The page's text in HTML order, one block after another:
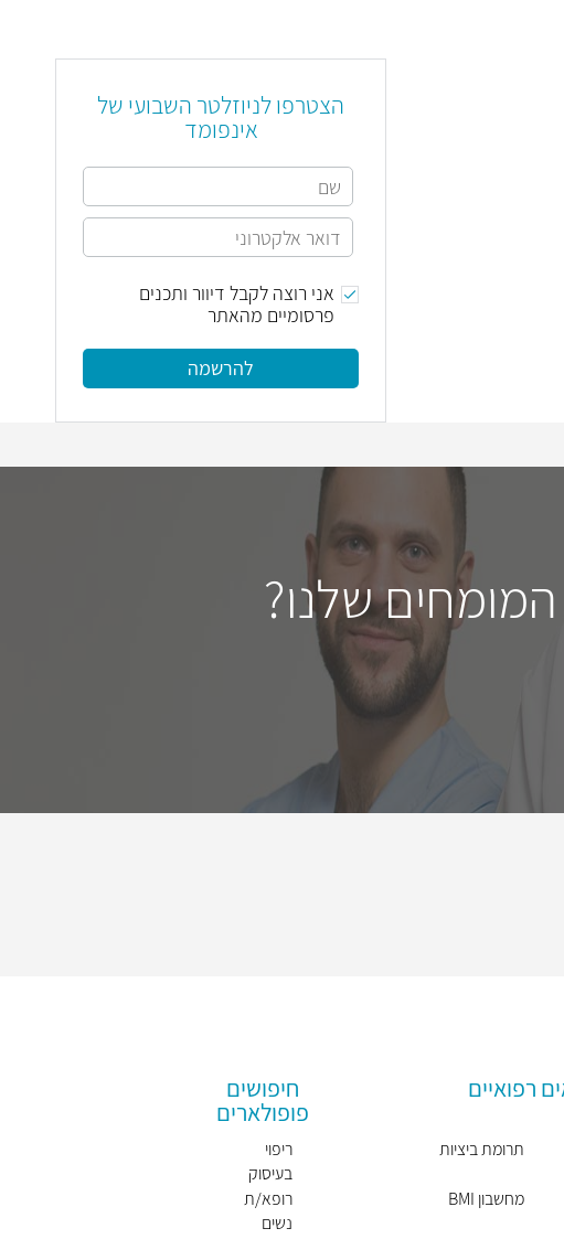
הצטרפו לניוזלטר השבועי של
אינפומד
אני רוצה לקבל דיוור ותכנים
פרסומיים מהאתר
להרשמה
שלנו?
רפואיים
תרומת ביציות
מחשבון BMI
חיפושים
פופולארים
ריפוי
בעיסוק
רופא/ת
נשים